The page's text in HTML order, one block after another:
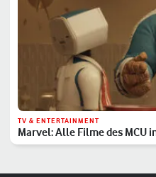
TV & ENTERTAINMENT
Marvel: Alle Filme des MCU
Reihenfolge